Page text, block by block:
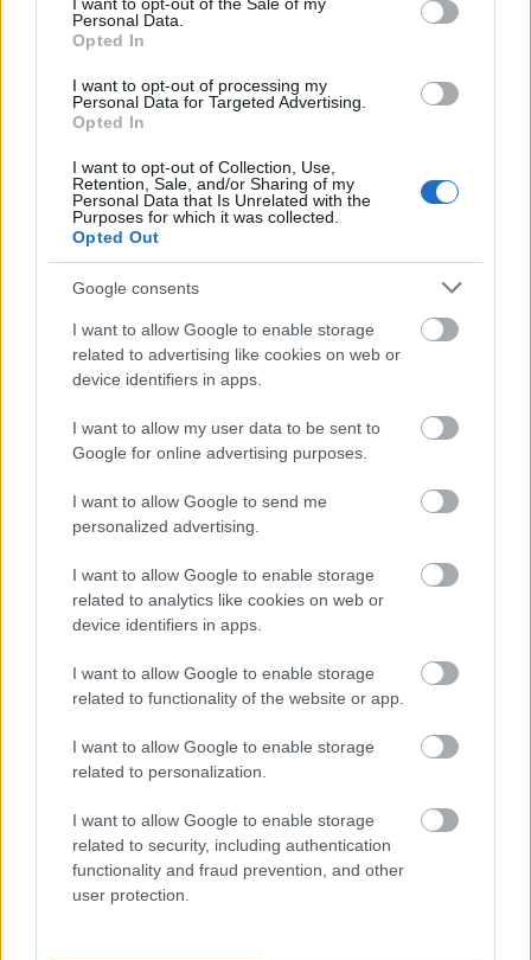
Personal Data.
Opted In
I want to opt-out of processing my
Personal Data for Targeted Advertising.
Opted In
I want to opt-out of Collection, Use,
Retention, Sale, and/or Sharing of my
Personal Data that Is Unrelated with the
Purposes for which it was collected.
Opted Out
Google consents
I want to allow Google to enable storage
related to advertising like cookies on web or
device identifiers in apps.
I want to allow my user data to be sent to
Google for online advertising purposes.
I want to allow Google to send me
personalized advertising.
I want to allow Google to enable storage
related to analytics like cookies on web or
device identifiers in apps.
I want to allow Google to enable storage
related to functionality of the website or app.
I want to allow Google to enable storage
related to personalization.
I want to allow Google to enable storage
related to security, including authentication
functionality and fraud prevention, and other
user protection.
ebben, s lesz is még. 77 millió dollár gyűjt össze
eddig, egy hét múlva, a Labor Day hosszú hétvégén
pedig a 100 millió is le lesz tudva egy újabb #1
helyezéssel.
megtartásával aMeg - Az őscápa. A Warner stúdió
tehát fürdőzik a váratlanul méretes sikerekben.
Persze, a film jókora költségvetése még megkövetel
pár nyerő fordulót, amikből egyet a következő
hétvégén le is tudhat Statham horgászata.
> végszó & ami jön
Ama következő hétvégén kevés érdekes premier lesz,
leginkább a most pár moziban bemutatkozott
farvize által
feljebb is lökve, tekintve, hogy ázsiai származású a
főszereplője ennek is. SzerdánAz Eichmann-
száll be a buliba, de aligha lesz sikeres
vállalkozás, mármint a moziban, s a
című sci-
finek se terem majd sokkal több babér péntektől,
mint most azA.X.L.-nek.
> a top 10 (hivatalos becsült adatok)
film
hétvégi
bevétel
Meg - Az őscápa
$13.0m
Haláli bábjáték
Barátom, Róbert Gida
22 mérföld
Alfa
Csuklyások - BlacKkKlansman